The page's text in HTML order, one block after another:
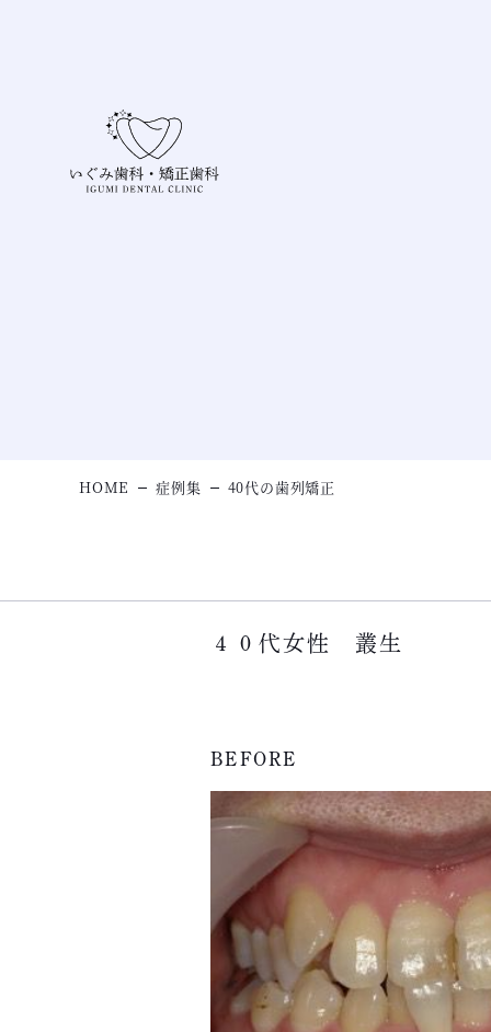
HOME 症例集 40代の歯列矯正
４０代女性 叢生
BEFORE